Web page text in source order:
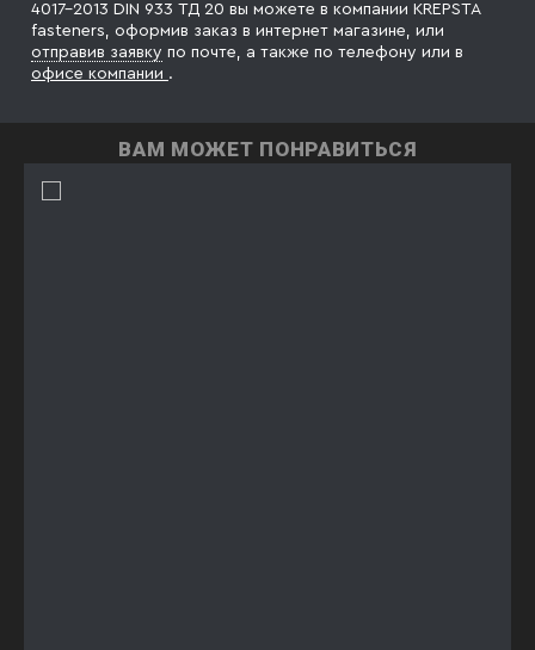
4017-2013 DIN 933 ТД 20 вы можете в компании KREPSTA
fasteners, оформив заказ в интернет магазине, или
отправив заявку по почте, а также по телефону или в
офисе компании .
ВАМ МОЖЕТ ПОНРАВИТЬСЯ